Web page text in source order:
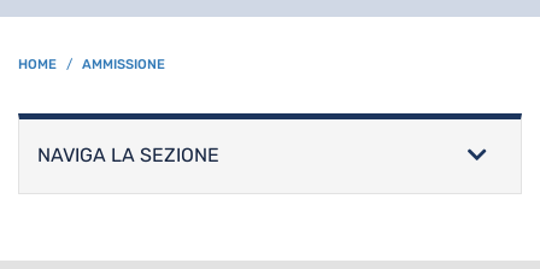
BREADCRUMB
HOME AMMISSIONE
NAVIGA LA SEZIONE